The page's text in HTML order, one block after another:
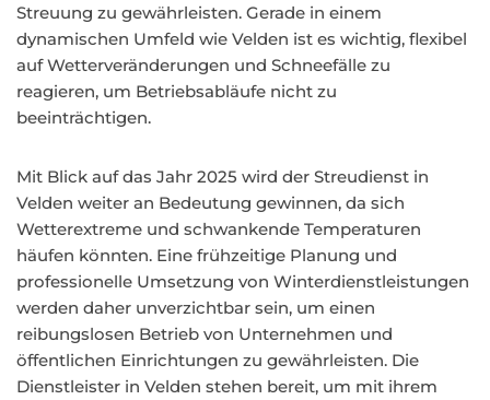
Streuung zu gewährleisten. Gerade in einem
dynamischen Umfeld wie Velden ist es wichtig, flexibel
auf Wetterveränderungen und Schneefälle zu
reagieren, um Betriebsabläufe nicht zu
beeinträchtigen.
Mit Blick auf das Jahr 2025 wird der Streudienst in
Velden weiter an Bedeutung gewinnen, da sich
Wetterextreme und schwankende Temperaturen
häufen könnten. Eine frühzeitige Planung und
professionelle Umsetzung von Winterdienstleistungen
werden daher unverzichtbar sein, um einen
reibungslosen Betrieb von Unternehmen und
öffentlichen Einrichtungen zu gewährleisten. Die
Dienstleister in Velden stehen bereit, um mit ihrem